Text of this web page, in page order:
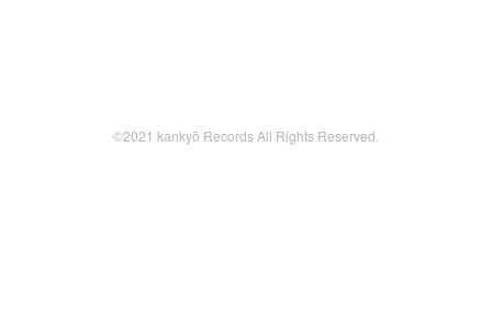
©2021 kankyō Records All Rights Reserved.